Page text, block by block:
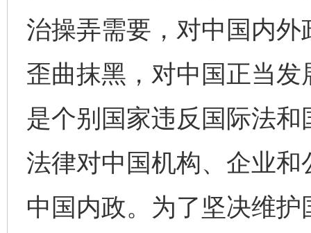
治操弄需要，对中国内
歪曲抹黑，对中国正当
是个别国家违反国际法
法律对中国机构、企业和
中国内政。为了坚决维